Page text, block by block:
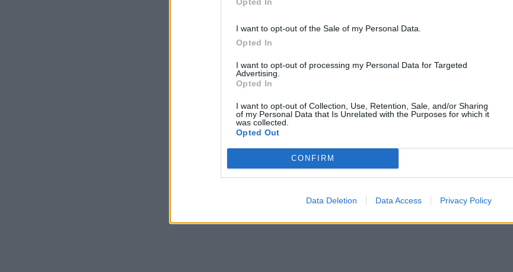
I want to opt-out of the Sale of my Personal Data.
Opted In
I want to opt-out of processing my Personal Data for Targeted
Advertising.
Opted In
I want to opt-out of Collection, Use, Retention, Sale, and/or Sharing
of my Personal Data that Is Unrelated with the Purposes for which it
was collected.
Opted Out
CONFIRM
Data Deletion Data Access Privacy Policy